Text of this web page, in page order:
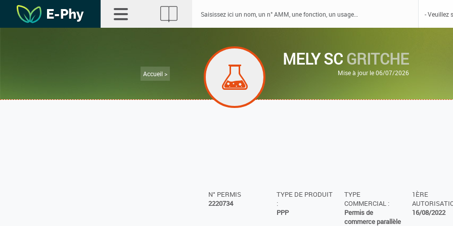
Accueil >
MELY SCGRITCHE
Mise à jour le 06/07/2026
N° PERMIS
2220734
TYPE DE PRODUIT
:
PPP
TYPE
COMMERCIAL :
Permis de
commerce parallèle
1ÈRE
16/08/2022